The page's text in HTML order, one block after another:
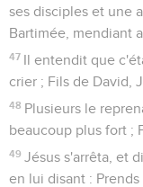
ses disciples et une
Bartimée, mendiant
47 Il entendit que
crier ; Fils de David,
48 Plusieurs le
beaucoup plus fort ;
49 Jésus s'arrêta, et
en lui disant :